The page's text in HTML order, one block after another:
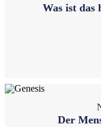
Was ist das
Der